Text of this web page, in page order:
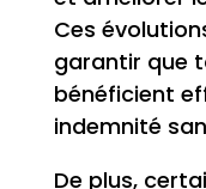
Ces
garantir que
bénéficient
indemnité
De plus,